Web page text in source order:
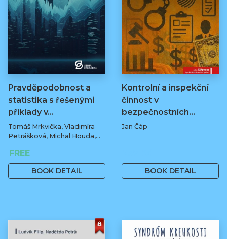
Pravděpodobnost a
statistika s řešenými
příklady v…
Tomáš Mrkvička, Vladimíra
Petrášková, Michal Houda,
FREE
BOOK DETAIL
Kontrolní a inspekční
činnost v
bezpečnostních…
Jan Čáp
BOOK DETAIL